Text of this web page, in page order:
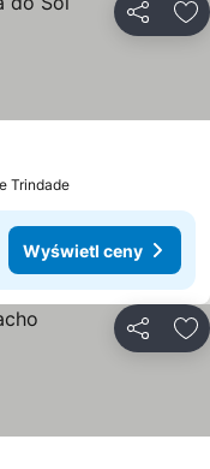
ceny
Trindade
Wyświetl ceny